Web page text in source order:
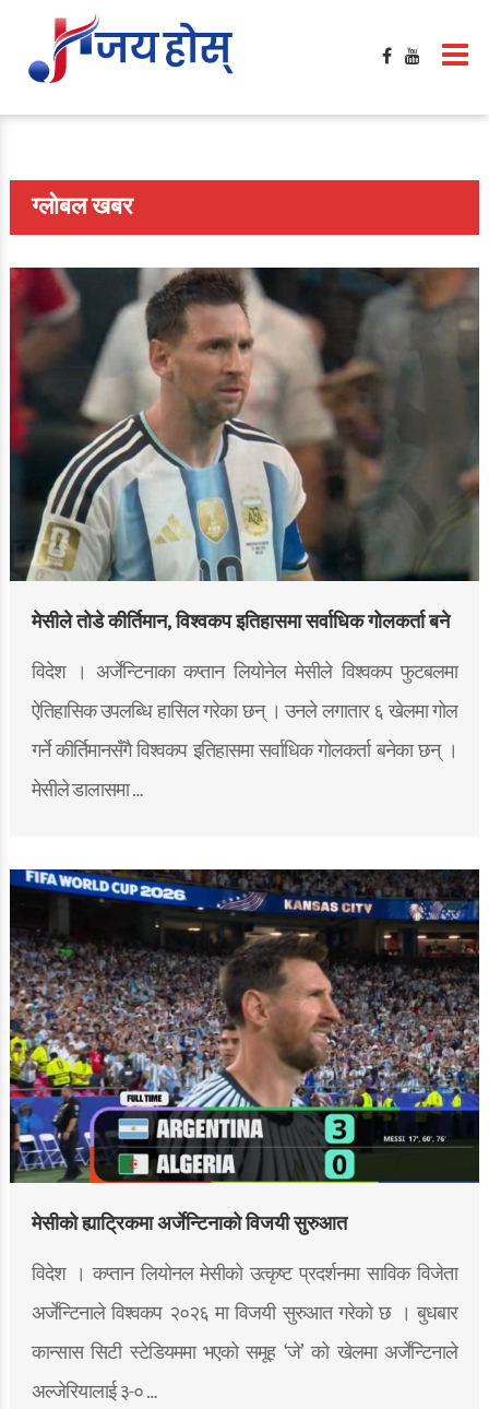
ग्लोबल खबर
मेसीले तोडे कीर्तिमान, विश्वकप इतिहासमा सर्वाधिक गोलकर्ता बने
विदेश । अर्जेन्टिनाका कप्तान लियोनेल मेसीले विश्वकप फुटबलमा
ऐतिहासिक उपलब्धि हासिल गरेका छन् । उनले लगातार ६ खेलमा गोल
गर्ने कीर्तिमानसँगै विश्वकप इतिहासमा सर्वाधिक गोलकर्ता बनेका छन् ।
मेसीले डालासमा …
मेसीको ह्याट्रिकमा अर्जेन्टिनाको विजयी सुरुआत
विदेश । कप्तान लियोनल मेसीको उत्कृष्ट प्रदर्शनमा साविक विजेता
अर्जेन्टिनाले विश्वकप २०२६ मा विजयी सुरुआत गरेको छ । बुधबार
कान्सास सिटी स्टेडियममा भएको समूह ‘जे’ को खेलमा अर्जेन्टिनाले
अल्जेरियालाई ३-० …